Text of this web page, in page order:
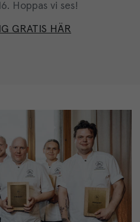
Hoppas vi ses!
GRATIS HÄR